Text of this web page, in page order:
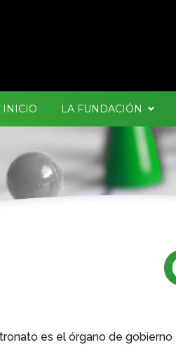
INICIO LA FUNDACIÓN
es el órgano de